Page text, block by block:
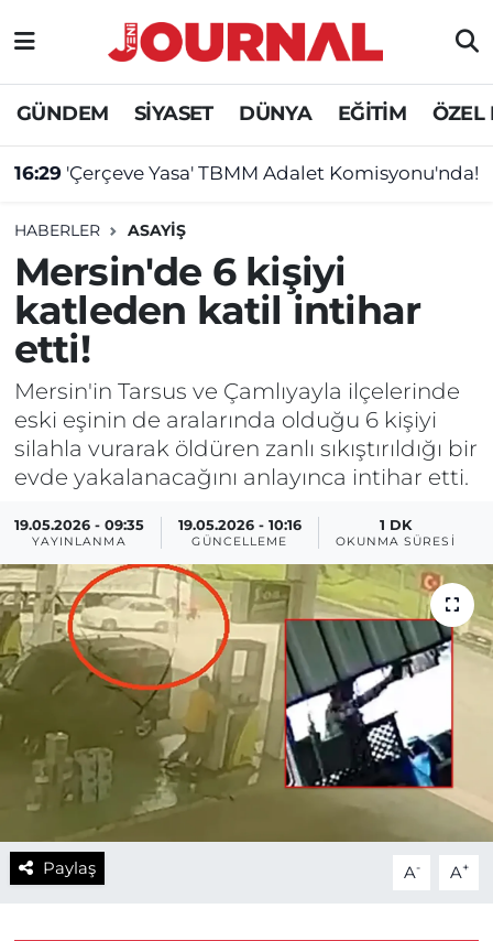
GÜNDEM SİYASET DÜNYA EĞİTİM ÖZEL
16:29 'Çerçeve Yasa' TBMM Adalet Komisyonu'nda!
HABERLER ASAYİŞ
Mersin'de 6 kişiyi
katleden katil intihar
etti!
Mersin'in Tarsus ve Çamlıyayla ilçelerinde
eski eşinin de aralarında olduğu 6 kişiyi
silahla vurarak öldüren zanlı sıkıştırıldığı bir
evde yakalanacağını anlayınca intihar etti.
19.05.2026 - 09:35
YAYINLANMA
19.05.2026 - 10:16
GÜNCELLEME
1 DK
OKUNMA SÜRESI
Paylaş A- A+
GÜNDEM
SİYASET
DÜNYA
EĞİTİM
ÖZEL HABER
Nöbetçi Eczaneler
Hava Durumu
Süper Lig Puan Durumu ve Fikstür
Tüm Manşetler
Son Dakika Haberleri
Haber Arşivi